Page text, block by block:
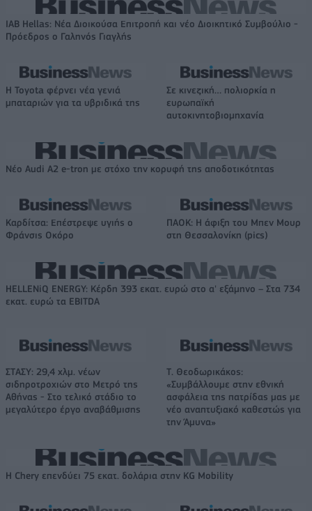
IAB Hellas: Νέα Διοικούσα Επιτροπή και νέο Διοικητικό Συμβούλιο -
Πρόεδρος ο Γαληνός Γιαγλής
Η Toyota φέρνει νέα γενιά
μπαταριών για τα υβριδικά της
Σε κινεζική… πολιορκία η
ευρωπαϊκή
αυτοκινητοβιομηχανία
Νέο Audi A2 e-tron με στόχο την κορυφή της αποδοτικότητας
Καρδίτσα: Επέστρεψε υγιής ο
Φράνσις Οκόρο
ΠΑΟΚ: Η άφιξη του Μπεν Μουρ
στη Θεσσαλονίκη (pics)
HELLENiQ ENERGY: Κέρδη 393 εκατ. ευρώ στο α' εξάμηνο – Στα 734
εκατ. ευρώ τα EBITDA
ΣΤΑΣΥ: 29,4 χλμ. νέων
σιδηροτροχιών στο Μετρό της
Αθήνας - Στο τελικό στάδιο το
μεγαλύτερο έργο αναβάθμισης
Τ. Θεοδωρικάκος:
«Συμβάλλουμε στην εθνική
ασφάλεια της πατρίδας μας με
νέο αναπτυξιακό καθεστώς για
την Άμυνα»
Η Chery επενδύει 75 εκατ. δολάρια στην KG Mobility